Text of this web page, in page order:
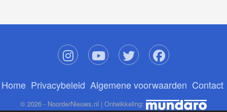
Home Privacybeleid Algemene voorwaarden Contact
© 2026 - NoorderNieuws.nl | Ontwikkeling: